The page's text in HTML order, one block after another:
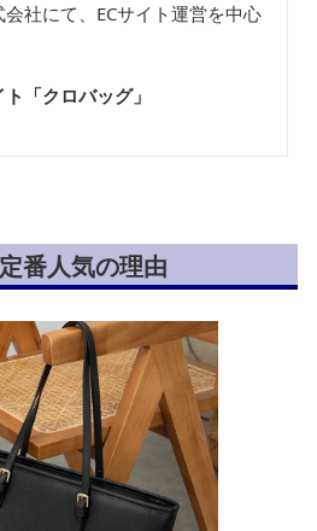
社にて、ECサイト運営を中心
「クロバッグ」
番人気の理由